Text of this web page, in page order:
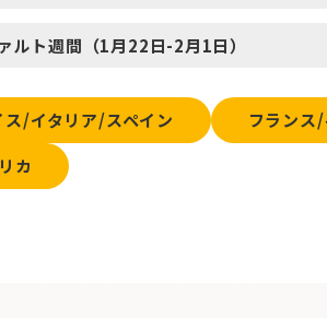
ルト週間（1月22日-2月1日）
ス/イタリア/スペイン
フランス
カ